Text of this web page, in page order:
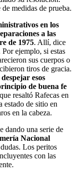
medidas de prueba.
en los
a las
de 1975. Allí, dice
ejemplo, si estas
sus cuerpos o
tiros de gracia.
esos
de buena fe
resaltó Rafecas en
estado de sitio en
en la cabeza.
dando una serie de
Nacional
Los peritos
con las